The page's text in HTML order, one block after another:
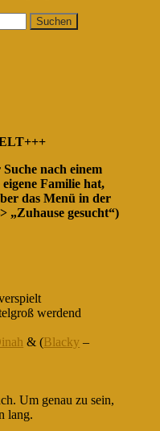
nach einem
Familie hat,
das Menü in der
„Zuhause gesucht“)
werdend
& (Blacky –
Um genau zu sein,
lang.